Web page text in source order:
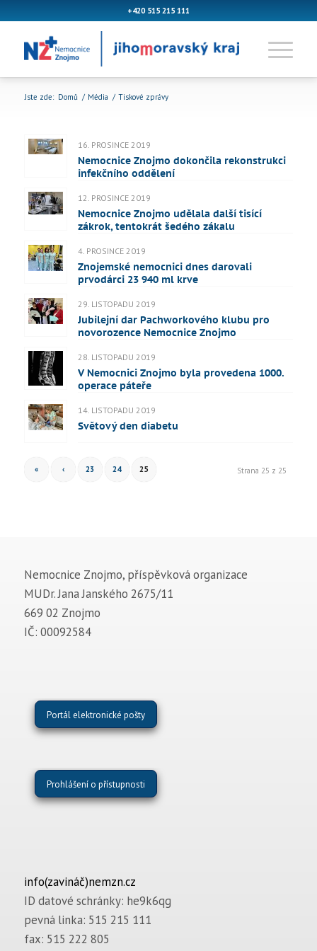
+420 515 215 111
Jste zde: Domů / Média / Tiskové zprávy
16. PROSINCE 2019
Nemocnice Znojmo dokončila rekonstrukci
infekčního oddělení
12. PROSINCE 2019
Nemocnice Znojmo udělala další tisící
zákrok, tentokrát šedého zákalu
4. PROSINCE 2019
Znojemské nemocnici dnes darovali
prvodárci 23 940 ml krve
29. LISTOPADU 2019
Jubilejní dar Pachworkového klubu pro
novorozence Nemocnice Znojmo
28. LISTOPADU 2019
V Nemocnici Znojmo byla provedena 1000.
operace páteře
14. LISTOPADU 2019
Světový den diabetu
Strana 25 z 25
« ‹ 23 24 25
Nemocnice Znojmo, příspěvková organizace
MUDr. Jana Janského 2675/11
669 02 Znojmo
IČ: 00092584
Portál elektronické pošty
Prohlášení o přístupnosti
info(zavináč)nemzn.cz
ID datové schránky: he9k6qg
pevná linka: 515 215 111
fax: 515 222 805